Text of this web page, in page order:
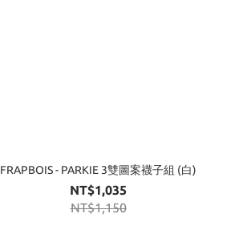
FRAPBOIS - PARKIE 3雙圖案襪子組 (白)
NT$1,035
NT$1,150